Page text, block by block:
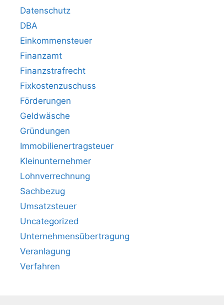
Datenschutz
DBA
Einkommensteuer
Finanzamt
Finanzstrafrecht
Fixkostenzuschuss
Förderungen
Geldwäsche
Gründungen
Immobilienertragsteuer
Kleinunternehmer
Lohnverrechnung
Sachbezug
Umsatzsteuer
Uncategorized
Unternehmensübertragung
Veranlagung
Verfahren